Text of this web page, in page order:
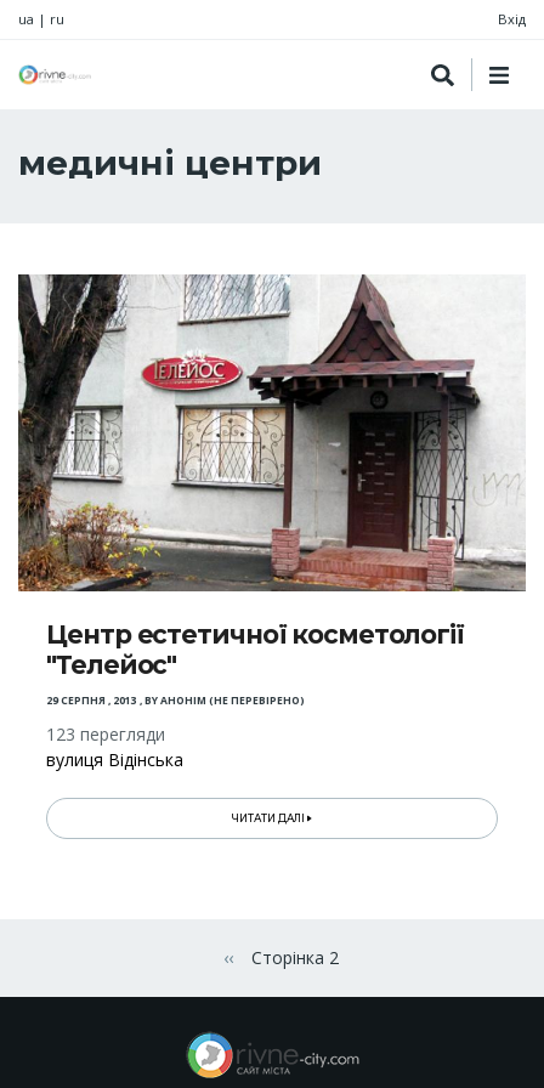
ua | ru Вхід
медичні центри
Центр естетичної косметології
"Телейос"
29 СЕРПНЯ , 2013 ,BYАНОНІМ (НЕ ПЕРЕВІРЕНО)
123 перегляди
вулиця Відінська
ЧИТАТИ ДАЛІ
Попередня сторінка
‹‹ Сторінка 2